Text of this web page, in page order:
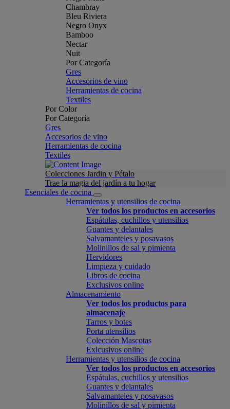
Chambray
Bleu Riviera
Negro Onyx
Bamboo
Nectar
Nuit
Por Categoría
Gres
Accesorios de vino
Herramientas de cocina
Textiles
Por Color
Por Categoría
Gres
Accesorios de vino
Herramientas de cocina
Textiles
Colecciones Jardin y Pétalo
Trae la magia del jardín a tu hogar
Esenciales de cocina
Herramientas y utensilios de cocina
Ver todos los productos en accesorios
Espátulas, cuchillos y utensilios
Guantes y delantales
Salvamanteles y posavasos
Molinillos de sal y pimienta
Hervidores
Limpieza y cuidado
Libros de cocina
Exclusivos online
Almacenamiento
Ver todos los productos para
almacenaje
Tarros y botes
Porta utensilios
Colección Mascotas
Exlcusivos online
Herramientas y utensilios de cocina
Ver todos los productos en accesorios
Espátulas, cuchillos y utensilios
Guantes y delantales
Salvamanteles y posavasos
Molinillos de sal y pimienta